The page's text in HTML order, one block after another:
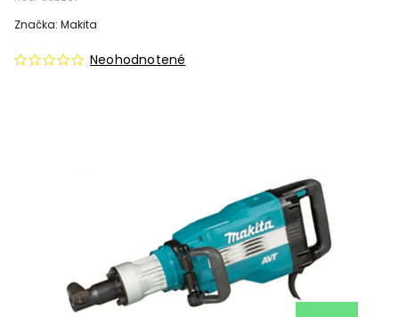
Neohodnotené
Značka: Makita